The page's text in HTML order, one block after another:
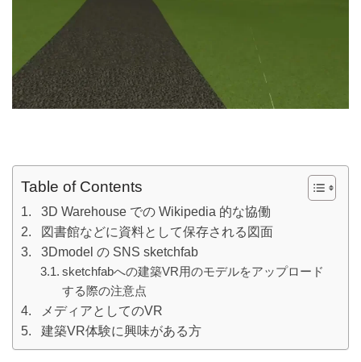
Table of Contents
3D Warehouse での Wikipedia 的な協働
図書館などに資料として保存される図面
3Dmodel の SNS sketchfab
sketchfabへの建築VR用のモデルをアップロード
する際の注意点
メディアとしてのVR
建築VR体験に興味がある方